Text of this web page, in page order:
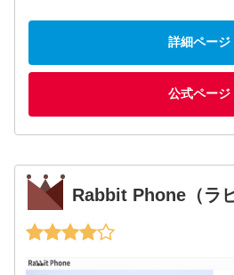
詳細ページ
公式ページ
Rabbit Phone（ラ